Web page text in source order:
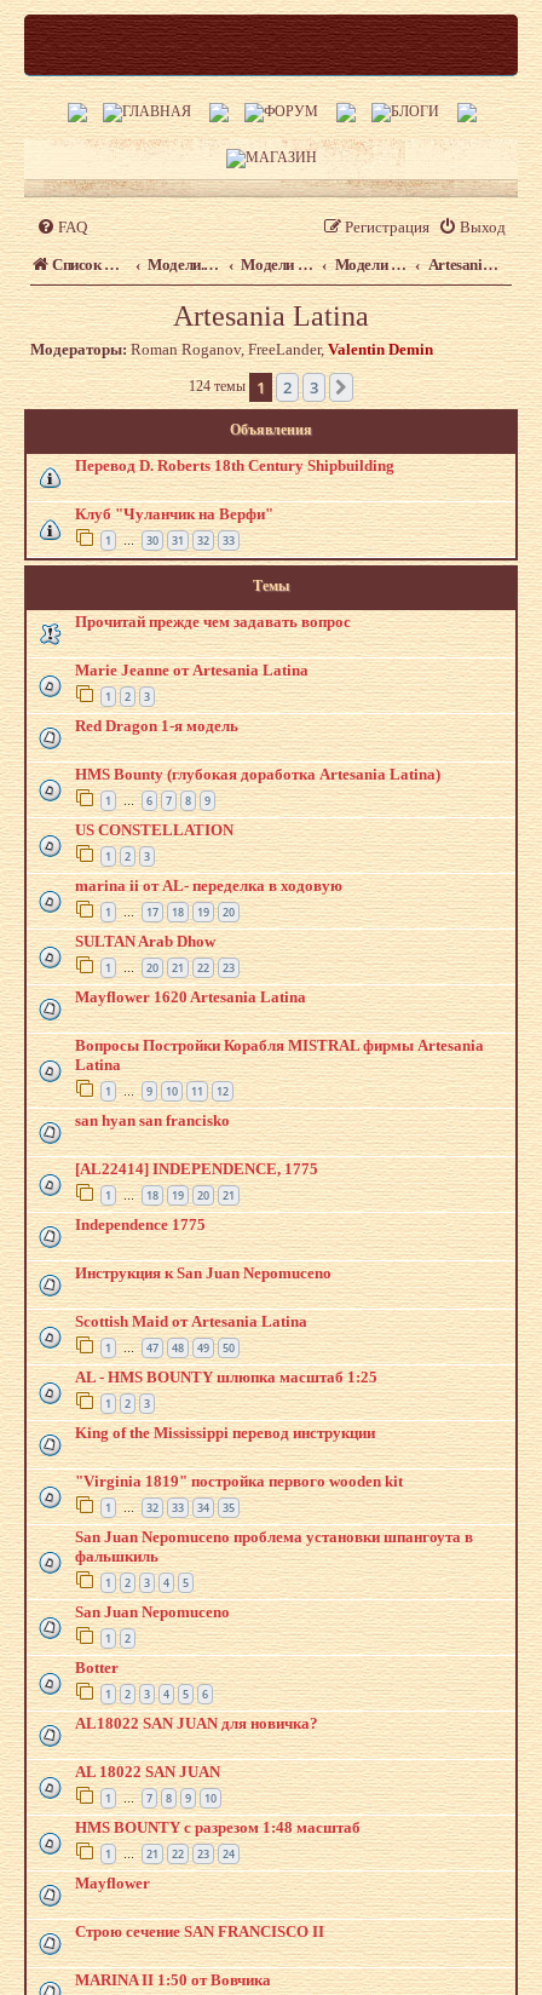
FAQ Выход
Регистрация
Список форумов Модели. Форум моделистов сайта shipmodeling.ru Модели из наборов. Что, где, когда. Модели из наборов Artesania Latina
Artesania Latina
Модераторы: Roman Roganov,FreeLander,Valentin Demin
124 темы 1 2 3 След.
Объявления
Перевод D. Roberts 18th Century Shipbuilding
Клуб "Чуланчик на Верфи"
1 … 30 31 32 33
Темы
Прочитай прежде чем задавать вопрос
Marie Jeanne от Artesania Latina
1 2 3
Red Dragon 1-я модель
HMS Bounty (глубокая доработка Artesania Latina)
1 … 6 7 8 9
US CONSTELLATION
1 2 3
marina ii от AL- переделка в ходовую
1 … 17 18 19 20
SULTAN Arab Dhow
1 … 20 21 22 23
Mayflower 1620 Artesania Latina
Вопросы Постройки Корабля MISTRAL фирмы Artesania
Latina
1 … 9 10 11 12
san hyan san francisko
[AL22414] INDEPENDENCE, 1775
1 … 18 19 20 21
Independence 1775
Инструкция к San Juan Nepomuceno
Scottish Maid от Artesania Latina
1 … 47 48 49 50
AL - HMS BOUNTY шлюпка масштаб 1:25
1 2 3
King of the Mississippi перевод инструкции
"Virginia 1819" постройка первого wooden kit
1 … 32 33 34 35
San Juan Nepomuceno проблема установки шпангоута в
фальшкиль
1 2 3 4 5
San Juan Nepomuceno
1 2
Botter
1 2 3 4 5 6
AL18022 SAN JUAN для новичка?
AL 18022 SAN JUAN
1 … 7 8 9 10
HMS BOUNTY с разрезом 1:48 масштаб
1 … 21 22 23 24
Mayflower
Строю сечение SAN FRANCISCO II
MARINA II 1:50 от Вовчика